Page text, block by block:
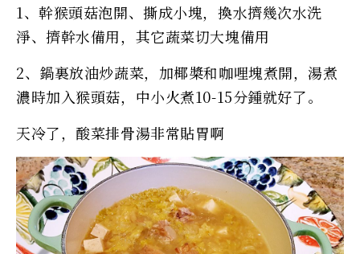
1、幹猴頭菇泡開、撕成小塊，換水擠幾次水洗
淨、擠幹水備用，其它蔬菜切大塊備用
2、鍋裏放油炒蔬菜，加椰槳和咖哩塊煮開，湯煮
濃時加入猴頭菇，中小火煮10-15分鍾就好了。
天冷了，酸菜排骨湯非常貼胃啊